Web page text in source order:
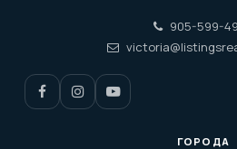
905-599-
ГОРОДА